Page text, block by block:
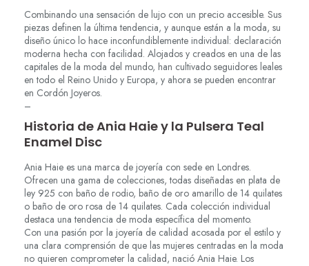
Combinando una sensación de lujo con un precio accesible. Sus
piezas definen la última tendencia, y aunque están a la moda, su
diseño único lo hace inconfundiblemente individual: declaración
moderna hecha con facilidad. Alojados y creados en una de las
capitales de la moda del mundo, han cultivado seguidores leales
en todo el Reino Unido y Europa, y ahora se pueden encontrar
en Cordón Joyeros.
–
Historia de Ania Haie y la Pulsera Teal
Enamel Disc
Ania Haie es una marca de joyería con sede en Londres.
Ofrecen una gama de colecciones, todas diseñadas en plata de
ley 925 con baño de rodio, baño de oro amarillo de 14 quilates
o baño de oro rosa de 14 quilates. Cada colección individual
destaca una tendencia de moda específica del momento.
Con una pasión por la joyería de calidad acosada por el estilo y
una clara comprensión de que las mujeres centradas en la moda
no quieren comprometer la calidad, nació Ania Haie. Los